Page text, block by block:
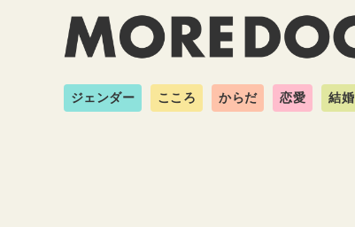
ジェンダー こころ からだ 恋愛 結婚